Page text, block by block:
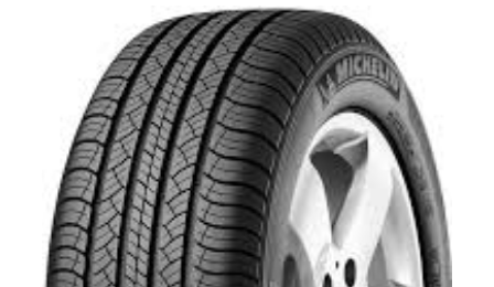
PILOT SPORT 3